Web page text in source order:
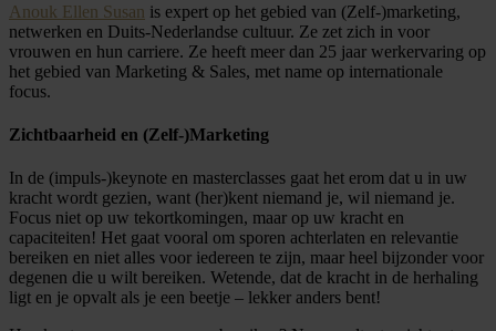
Anouk Ellen Susan is expert op het gebied van (Zelf-)marketing,
netwerken en Duits-Nederlandse cultuur. Ze zet zich in voor
vrouwen en hun carriere. Ze heeft meer dan 25 jaar werkervaring op
het gebied van Marketing & Sales, met name op internationale
focus.
Zichtbaarheid en (Zelf-)Marketing
In de (impuls-)keynote en masterclasses gaat het erom dat u in uw
kracht wordt gezien, want (her)kent niemand je, wil niemand je.
Focus niet op uw tekortkomingen, maar op uw kracht en
capaciteiten! Het gaat vooral om sporen achterlaten en relevantie
bereiken en niet alles voor iedereen te zijn, maar heel bijzonder voor
degenen die u wilt bereiken. Wetende, dat de kracht in de herhaling
ligt en je opvalt als je een beetje – lekker anders bent!